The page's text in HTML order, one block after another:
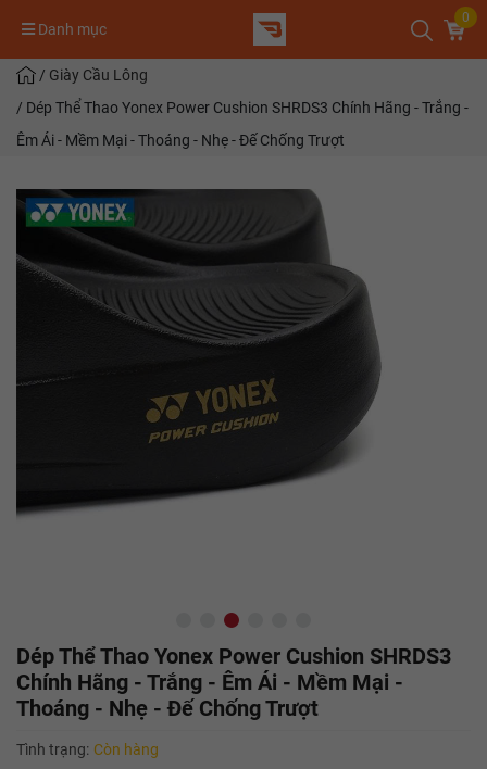
Danh mục
0
/ Giày Cầu Lông
/ Dép Thể Thao Yonex Power Cushion SHRDS3 Chính Hãng - Trắng -
Êm Ái - Mềm Mại - Thoáng - Nhẹ - Đế Chống Trượt
Dép Thể Thao Yonex Power Cushion SHRDS3
Chính Hãng - Trắng - Êm Ái - Mềm Mại -
Thoáng - Nhẹ - Đế Chống Trượt
Tình trạng: Còn hàng